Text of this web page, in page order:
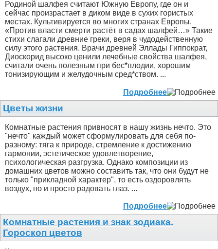
Родиной шалфея считают Южную Европу, где он и
сейчас произрастает в диком виде в сухих гористых
местах. Культивируется во многих странах Европы.
«Против власти смерти растёт в садах шалфей…» Такие
стихи слагали древние греки, веря в чудодейственную
силу этого растения. Врачи древней Эллады Гиппократ,
Диоскорид высоко ценили лечебные свойства шалфея,
считали очень полезным при бес*плодии, хорошим
тонизирующим и желудочным сред*ством. ...
Подробнее
Цветы жизни
Комнатные растения привносят в нашу жизнь нечто. Это
"нечто" каждый может сформулировать для себя по-
разному: тяга к природе, стремление к достижению
гармонии, эстетическое удовлетворение,
психологическая разгрузка. Однако композиции из
домашних цветов можно составить так, что они будут не
только "прикладной характер", то есть оздоровлять
воздух, но и просто радовать глаз. ...
Подробнее
Комнатные растения и знак зодиака.
Гороскоп цветов